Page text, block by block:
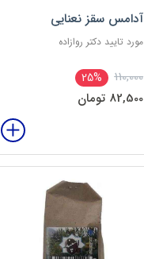
آدامس سقز نعنایی
مورد تایید دکتر روازاده
110,000
25%
82,500 تومان